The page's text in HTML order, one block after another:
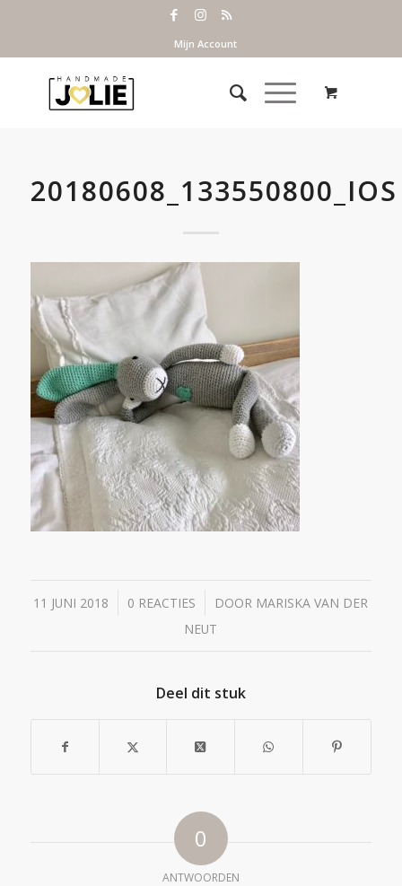
Mijn Account
20180608_133550800_IOS
11 JUNI 2018
/ 0 REACTIES
/ DOOR MARISKA VAN DER
NEUT
Deel dit stuk
0
ANTWOORDEN